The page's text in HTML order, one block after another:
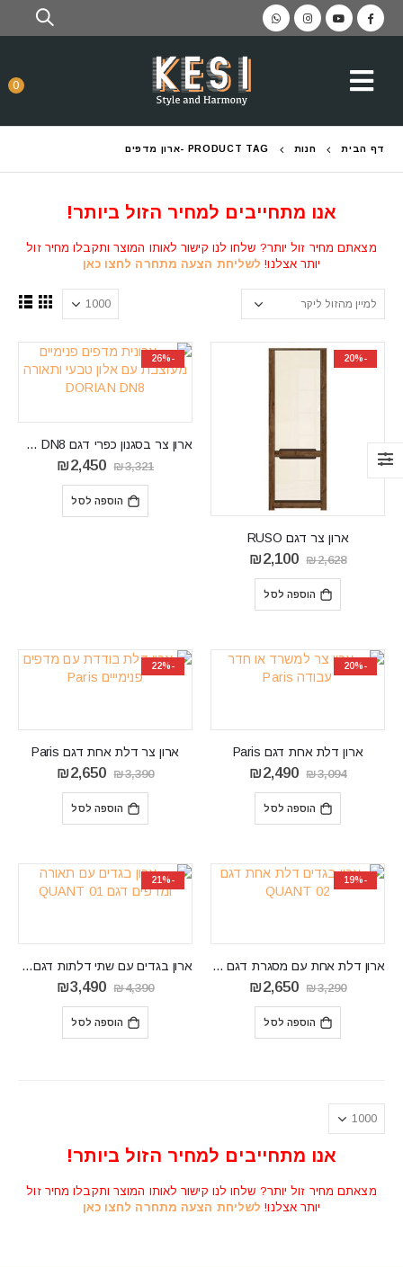
0
דף הבית חנות PRODUCT TAG - ארון מדפים
אנו מתחייבים למחיר הזול ביותר!
מצאתם מחיר זול יותר? שלחו לנו קישור לאותו המוצר ותקבלו מחיר זול
יותר אצלנו! לשליחת הצעה מתחרה לחצו כאן
-20%
ארון צר דגם RUSO
₪2,628
המחיר
המקורי
היה:
₪2,628.
₪2,100
הוספה לסל
-26%
ארון צר בסגנון כפרי דגם DORIAN DN8
₪3,321
המחיר
המקורי
היה:
₪3,321.
₪2,450
הוספה לסל
-20%
ארון דלת אחת דגם Paris
₪3,094
המחיר
המקורי
היה:
₪3,094.
₪2,490
הוספה לסל
-22%
ארון צר דלת אחת דגם Paris
₪3,390
המחיר
המקורי
היה:
₪3,390.
₪2,650
הוספה לסל
-19%
ארון דלת אחת עם מסגרת דגם QUANT 02
₪3,290
המחיר
המקורי
היה:
₪3,290.
₪2,650
הוספה לסל
-21%
ארון בגדים עם שתי דלתות דגם QUANT 01
₪4,390
המחיר
המקורי
היה:
₪4,390.
₪3,490
הוספה לסל
אנו מתחייבים למחיר הזול ביותר!
מצאתם מחיר זול יותר? שלחו לנו קישור לאותו המוצר ותקבלו מחיר זול
יותר אצלנו! לשליחת הצעה מתחרה לחצו כאן